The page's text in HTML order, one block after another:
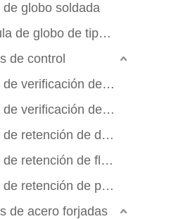
de globo soldada
Y Válvula de globo de tipo Y
de control
Válvula de verificación de swing
Válvula de verificación de elevación
Válvula de retención de doble aleta
Válvula de retención de flujo axial
Válvula de retención de placa de manchas
de acero forjadas